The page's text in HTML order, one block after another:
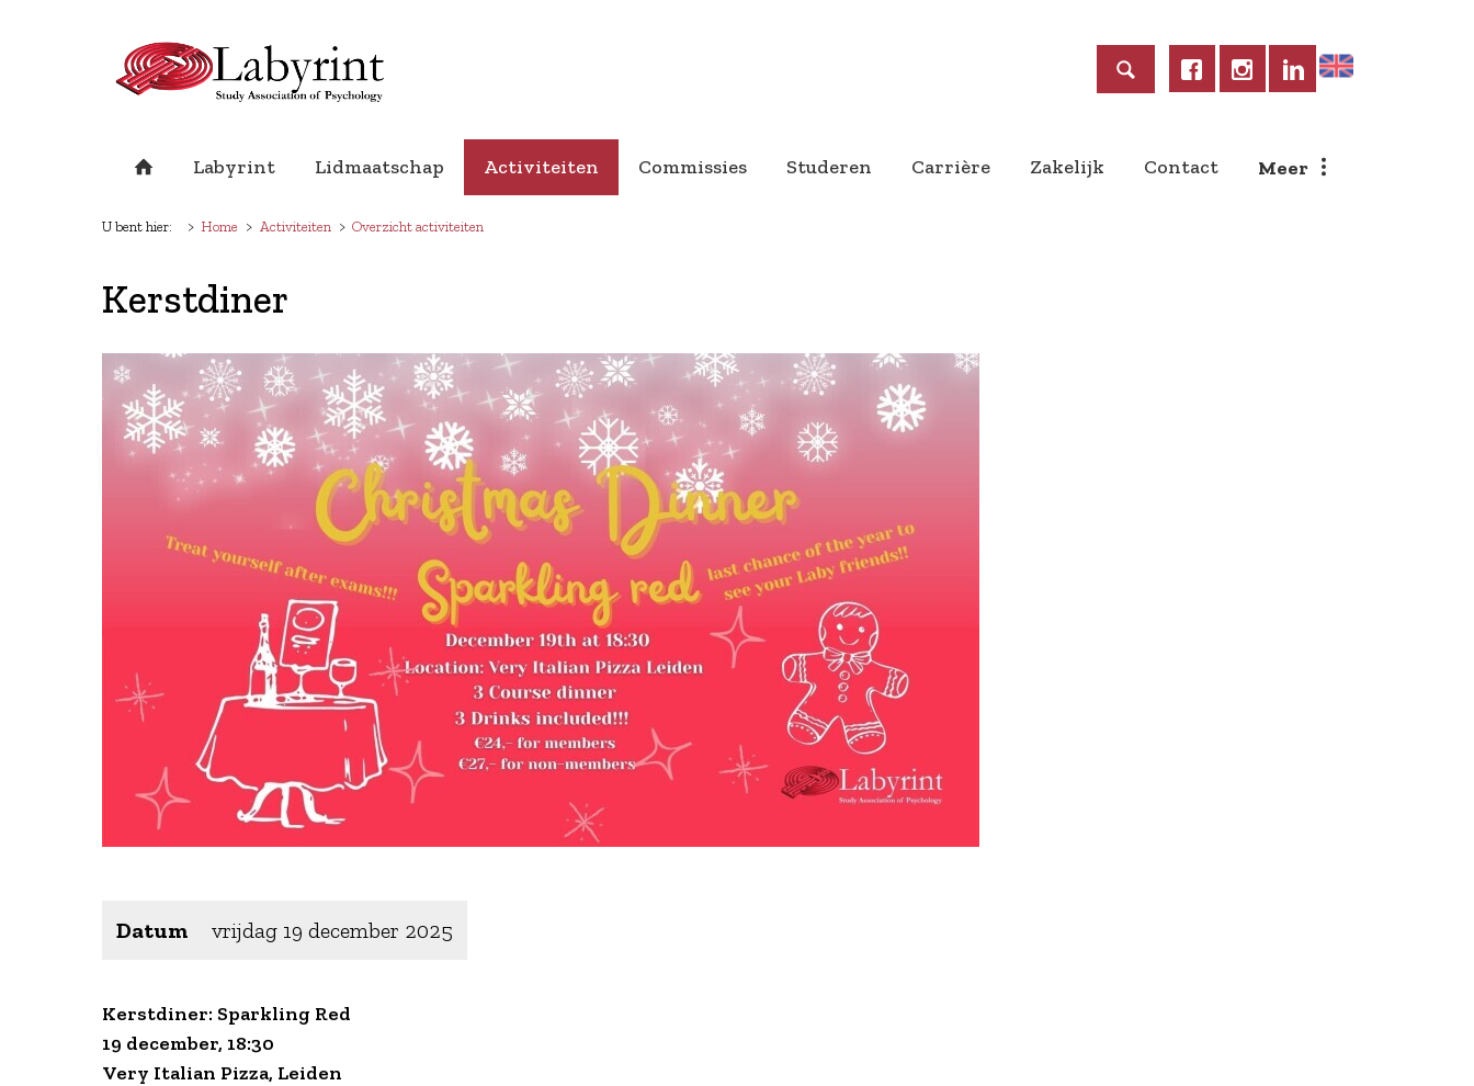
Labyrint Lidmaatschap Activiteiten Commissies Studeren Carrière Zakelijk Contact Meer
Home
U bent hier: Home Activiteiten Overzicht activiteiten
Kerstdiner
Datum vrijdag 19 december 2025
Kerstdiner: Sparkling Red
19 december, 18:30
Very Italian Pizza, Leiden